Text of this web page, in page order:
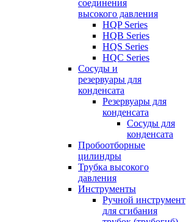
соединения
высокого давления
HQP Series
HQB Series
HQS Series
HQC Series
Сосуды и
резервуары для
конденсата
Резервуары для
конденсата
Сосуды для
конденсата
Пробоотборные
цилиндры
Трубка высокого
давления
Инструменты
Ручной инструмент
для сгибания